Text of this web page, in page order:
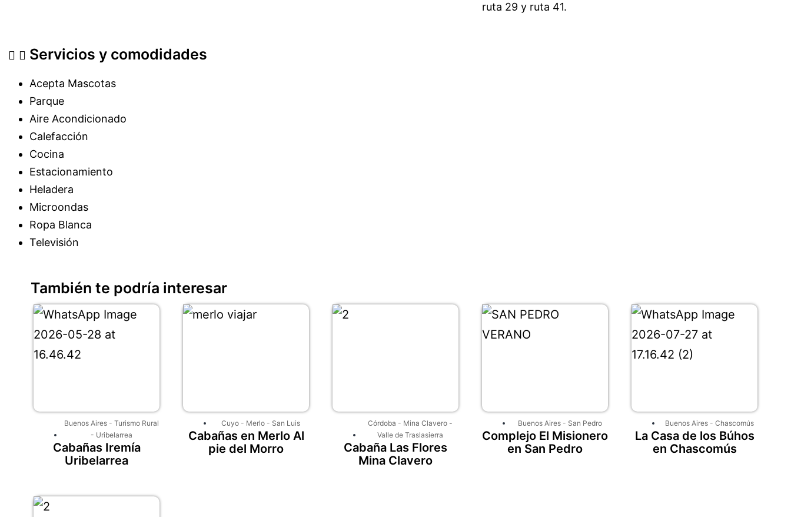
ruta 29 y ruta 41.
Servicios y comodidades
Acepta Mascotas
Parque
Aire Acondicionado
Calefacción
Cocina
Estacionamiento
Heladera
Microondas
Ropa Blanca
Televisión
También te podría interesar
Buenos Aires- Turismo Rural
- Uribelarrea
Cabañas Iremía
Uribelarrea
Cuyo - Merlo - San Luis
Cabañas en Merlo Al
pie del Morro
Córdoba - Mina Clavero -
Valle de Traslasierra
Cabaña Las Flores
Mina Clavero
Buenos Aires- San Pedro
Complejo El Misionero
en San Pedro
Buenos Aires- Chascomús
La Casa de los Búhos
en Chascomús